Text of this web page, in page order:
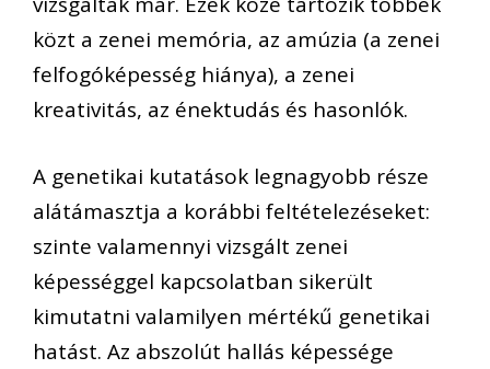
közt a zenei memória, az amúzia (a zenei
felfogóképesség hiánya), a zenei
kreativitás, az énektudás és hasonlók.
A genetikai kutatások legnagyobb része
alátámasztja a korábbi feltételezéseket:
szinte valamennyi vizsgált zenei
képességgel kapcsolatban sikerült
kimutatni valamilyen mértékű genetikai
hatást. Az abszolút hallás képessége